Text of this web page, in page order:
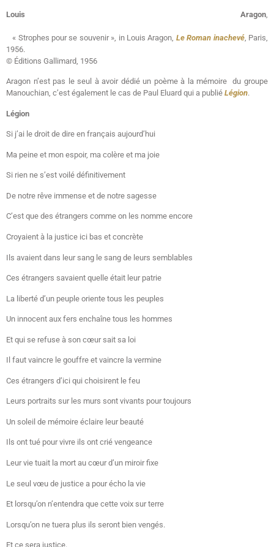
Louis Aragon
« Strophes pour se souvenir », in Louis Aragon, Le Roman inachevé, Paris,
1956.
© Éditions Gallimard, 1956
Aragon n’est pas le seul à avoir dédié un poème à la mémoire du groupe
Manouchian, c’est également le cas de Paul Eluard qui a publié Légion.
Légion
Si j’ai le droit de dire en français aujourd’hui
Ma peine et mon espoir, ma colère et ma joie
Si rien ne s’est voilé définitivement
De notre rêve immense et de notre sagesse
C’est que des étrangers comme on les nomme encore
Croyaient à la justice ici bas et concrète
Ils avaient dans leur sang le sang de leurs semblables
Ces étrangers savaient quelle était leur patrie
La liberté d’un peuple oriente tous les peuples
Un innocent aux fers enchaîne tous les hommes
Et qui se refuse à son cœur sait sa loi
Il faut vaincre le gouffre et vaincre la vermine
Ces étrangers d’ici qui choisirent le feu
Leurs portraits sur les murs sont vivants pour toujours
Un soleil de mémoire éclaire leur beauté
Ils ont tué pour vivre ils ont crié vengeance
Leur vie tuait la mort au cœur d’un miroir fixe
Le seul vœu de justice a pour écho la vie
Et lorsqu’on n’entendra que cette voix sur terre
Lorsqu’on ne tuera plus ils seront bien vengés.
Et ce sera justice.